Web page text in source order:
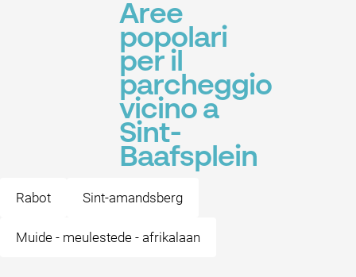
Aree
popolari
per il
parcheggio
vicino a
Sint-
Baafsplein
Rabot Sint-amandsberg
Muide - meulestede - afrikalaan